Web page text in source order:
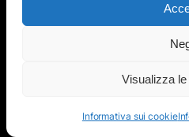
Visualizza
Informativa sui cookie
Non arrenderti mai amico
la tempesta … e lotta!